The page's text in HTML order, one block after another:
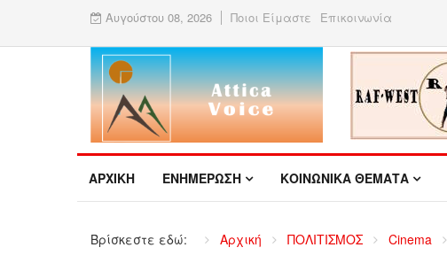
Αυγούστου 08, 2026 Ποιοι Είμαστε Επικοινωνία
ΑΡΧΙΚΉ ΕΝΗΜΕΡΩΣΗ ΚΟΙΝΩΝΙΚΑ ΘΕΜΑΤΑ
Βρίσκεστε εδώ: Αρχική ΠΟΛΙΤΙΣΜΟΣ Cinema